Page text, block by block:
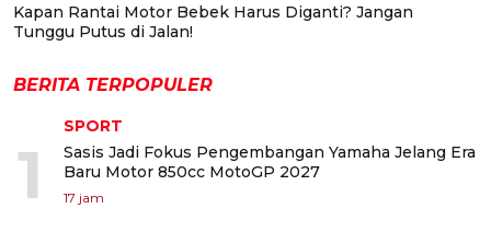
Kapan Rantai Motor Bebek Harus Diganti? Jangan
Tunggu Putus di Jalan!
BERITA TERPOPULER
1
SPORT
Sasis Jadi Fokus Pengembangan Yamaha Jelang Era
Baru Motor 850cc MotoGP 2027
17 jam